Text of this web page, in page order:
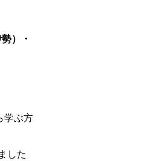
）・
学ぶ方
した